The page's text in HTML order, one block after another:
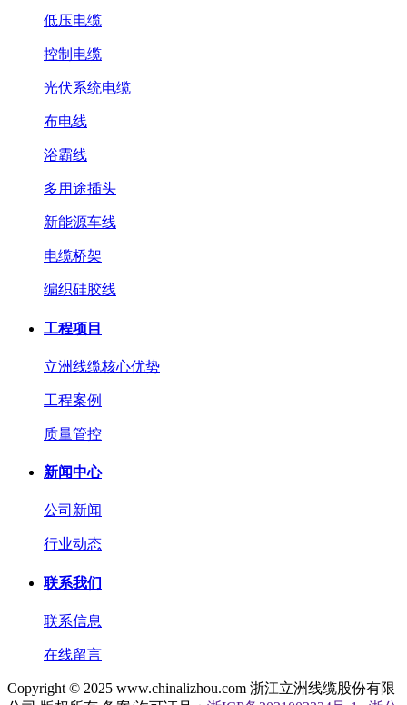
低压电缆
控制电缆
光伏系统电缆
布电线
浴霸线
多用途插头
新能源车线
电缆桥架
编织硅胶线
工程项目
立洲线缆核心优势
工程案例
质量管控
新闻中心
公司新闻
行业动态
联系我们
联系信息
在线留言
Copyright © 2025 www.chinalizhou.com 浙江立洲线缆股份有限